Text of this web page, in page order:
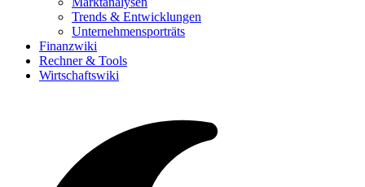
Trends & Entwicklungen
Unternehmensporträts
Finanzwiki
Rechner & Tools
Wirtschaftswiki